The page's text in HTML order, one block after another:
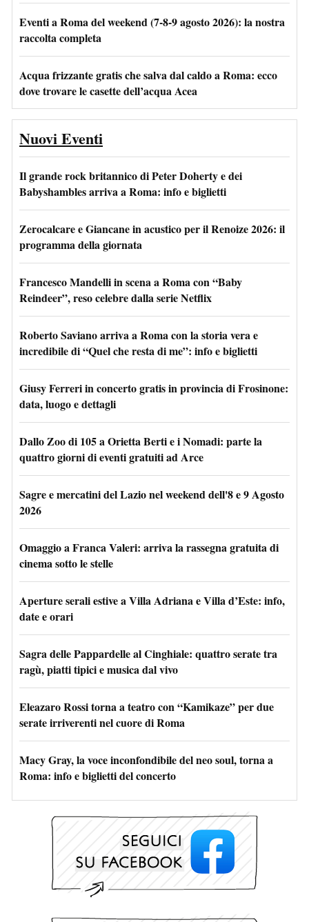
Eventi a Roma del weekend (7-8-9 agosto 2026): la nostra
raccolta completa
Acqua frizzante gratis che salva dal caldo a Roma: ecco
dove trovare le casette dell’acqua Acea
Nuovi Eventi
Il grande rock britannico di Peter Doherty e dei
Babyshambles arriva a Roma: info e biglietti
Zerocalcare e Giancane in acustico per il Renoize 2026: il
programma della giornata
Francesco Mandelli in scena a Roma con “Baby
Reindeer”, reso celebre dalla serie Netflix
Roberto Saviano arriva a Roma con la storia vera e
incredibile di “Quel che resta di me”: info e biglietti
Giusy Ferreri in concerto gratis in provincia di Frosinone:
data, luogo e dettagli
Dallo Zoo di 105 a Orietta Berti e i Nomadi: parte la
quattro giorni di eventi gratuiti ad Arce
Sagre e mercatini del Lazio nel weekend dell'8 e 9 Agosto
2026
Omaggio a Franca Valeri: arriva la rassegna gratuita di
cinema sotto le stelle
Aperture serali estive a Villa Adriana e Villa d’Este: info,
date e orari
Sagra delle Pappardelle al Cinghiale: quattro serate tra
ragù, piatti tipici e musica dal vivo
Eleazaro Rossi torna a teatro con “Kamikaze” per due
serate irriverenti nel cuore di Roma
Macy Gray, la voce inconfondibile del neo soul, torna a
Roma: info e biglietti del concerto